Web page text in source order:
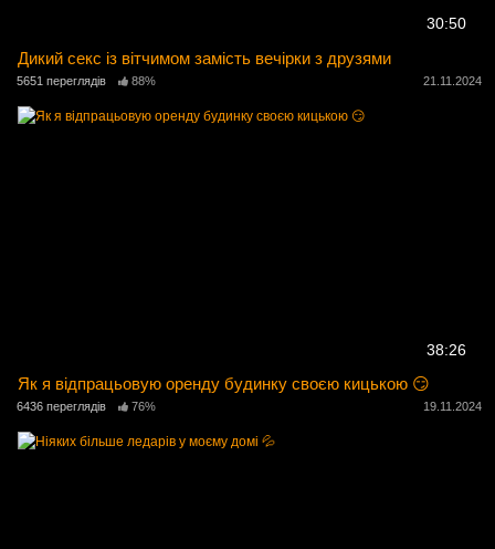
30:50
Дикий секс із вітчимом замість вечірки з друзями
5651 переглядів 88% 21.11.2024
38:26
Як я відпрацьовую оренду будинку своєю кицькою 😏
6436 переглядів 76% 19.11.2024